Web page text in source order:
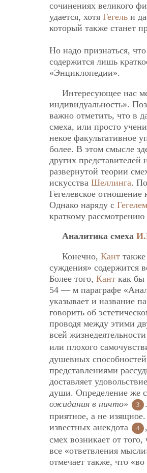
сочинениях великого
удается, хотя Гегель и
который также станет
Но надо признаться,
содержится лишь
«Энциклопедии».
Интересующее нас
индивидуальность».
важно отметить, что в
смеха, или просто
некое факультативное
более. В этом смысле
других представителей
развернутой теории
искусства Шеллинга.
Гегелевское
Однако наряду с Гегелем
краткому
Аналитика смеха
Конечно, Кант
суждения» содержится
Более того, Кант как бы
54 — м параграфе
указывает и название
говорить об
проводя между этими
всей
или плохого
душевных
представлениями
доставляет
души. Определение же
ожидания в ничто»
3
приятное, а не
известных анекдота
4
смех возникает от
все «ответвления
отмечает также, что